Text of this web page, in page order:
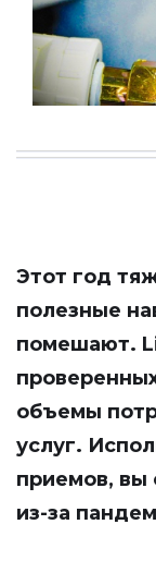
Этот год
полезные
помешают.
объемы
услуг.
приемов, вы
из-за